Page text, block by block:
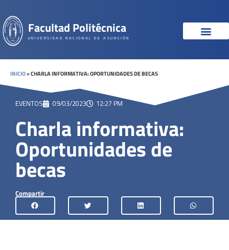
Facultad Politécnica
UNIVERSIDAD NACIONAL DE ASUNCIÓN
INICIO>CHARLA INFORMATIVA: OPORTUNIDADES DE BECAS
EVENTOS 09/03/2023 12:27 PM
Charla informativa:
Oportunidades de
becas
Compartir